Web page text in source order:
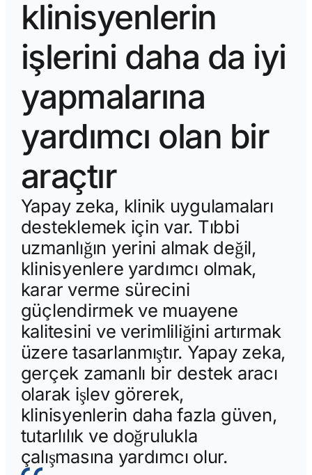
klinisyenlerin
işlerini daha da iyi
yapmalarına
yardımcı olan bir
araçtır
Yapay zeka, klinik uygulamaları
desteklemek için var. Tıbbi
uzmanlığın yerini almak değil,
klinisyenlere yardımcı olmak,
karar verme sürecini
güçlendirmek ve muayene
kalitesini ve verimliliğini artırmak
üzere tasarlanmıştır. Yapay zeka,
gerçek zamanlı bir destek aracı
olarak işlev görerek,
klinisyenlerin daha fazla güven,
tutarlılık ve doğrulukla
çalışmasına yardımcı olur.